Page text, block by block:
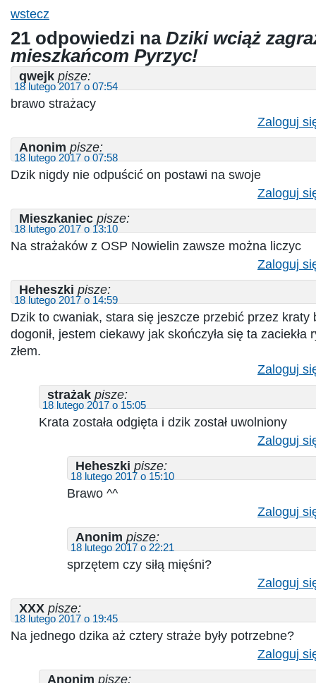
wstecz
21 odpowiedzi na Dziki wciąż
mieszkańcom Pyrzyc!
qwejk pisze:
18 lutego 2017 o 07:54
brawo strażacy
Zaloguj
Anonim pisze:
18 lutego 2017 o 07:58
Dzik nigdy nie odpuścić on postawi na swoje
Zaloguj
Mieszkaniec pisze:
18 lutego 2017 o 13:10
Na strażaków z OSP Nowielin zawsze można liczyc
Zaloguj
Heheszki pisze:
18 lutego 2017 o 14:59
Dzik to cwaniak, stara się jeszcze przebić przez kraty
dogonił, jestem ciekawy jak skończyła się ta zaciekła
złem.
Zaloguj
strażak pisze:
18 lutego 2017 o 15:05
Krata została odgięta i dzik został uwolniony
Zaloguj
Heheszki pisze:
18 lutego 2017 o 15:10
Brawo ^^
Zaloguj
Anonim pisze:
18 lutego 2017 o 22:21
sprzętem czy siłą mięśni?
Zaloguj
XXX pisze:
18 lutego 2017 o 19:45
Na jednego dzika aż cztery straże były potrzebne?
Zaloguj
Anonim pisze: